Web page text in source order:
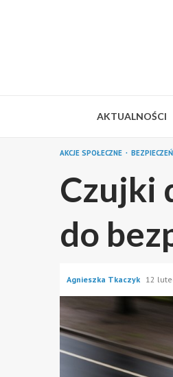
AKTUALNOŚCI
AKCJE SPOŁECZNE
Czujki
do
Agnieszka Tkaczyk 12